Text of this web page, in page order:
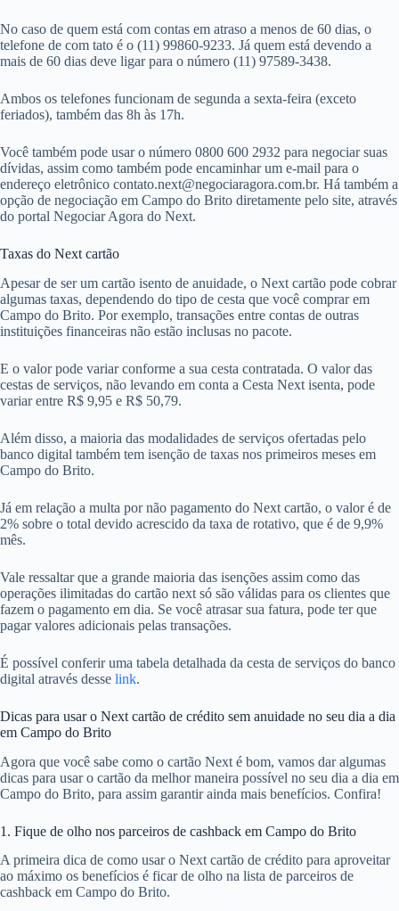
No caso de quem está com contas em atraso a menos de 60 dias, o
telefone de com tato é o (11) 99860-9233. Já quem está devendo a
mais de 60 dias deve ligar para o número (11) 97589-3438.
Ambos os telefones funcionam de segunda a sexta-feira (exceto
feriados), também das 8h às 17h.
Você também pode usar o número 0800 600 2932 para negociar suas
dívidas, assim como também pode encaminhar um e-mail para o
endereço eletrônico contato.next@negociaragora.com.br. Há também a
opção de negociação em Campo do Brito diretamente pelo site, através
do portal Negociar Agora do Next.
Taxas do Next cartão
Apesar de ser um cartão isento de anuidade, o Next cartão pode cobrar
algumas taxas, dependendo do tipo de cesta que você comprar em
Campo do Brito. Por exemplo, transações entre contas de outras
instituições financeiras não estão inclusas no pacote.
E o valor pode variar conforme a sua cesta contratada. O valor das
cestas de serviços, não levando em conta a Cesta Next isenta, pode
variar entre R$ 9,95 e R$ 50,79.
Além disso, a maioria das modalidades de serviços ofertadas pelo
banco digital também tem isenção de taxas nos primeiros meses em
Campo do Brito.
Já em relação a multa por não pagamento do Next cartão, o valor é de
2% sobre o total devido acrescido da taxa de rotativo, que é de 9,9%
mês.
Vale ressaltar que a grande maioria das isenções assim como das
operações ilimitadas do cartão next só são válidas para os clientes que
fazem o pagamento em dia. Se você atrasar sua fatura, pode ter que
pagar valores adicionais pelas transações.
É possível conferir uma tabela detalhada da cesta de serviços do banco
digital através desse link.
Dicas para usar o Next cartão de crédito sem anuidade no seu dia a dia
em Campo do Brito
Agora que você sabe como o cartão Next é bom, vamos dar algumas
dicas para usar o cartão da melhor maneira possível no seu dia a dia em
Campo do Brito, para assim garantir ainda mais benefícios. Confira!
1. Fique de olho nos parceiros de cashback em Campo do Brito
A primeira dica de como usar o Next cartão de crédito para aproveitar
ao máximo os benefícios é ficar de olho na lista de parceiros de
cashback em Campo do Brito.